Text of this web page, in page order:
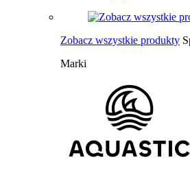
Zobacz wszystkie produkty
Marki